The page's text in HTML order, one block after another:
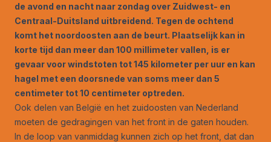
de avond en nacht naar zondag over Zuidwest- en
Centraal-Duitsland uitbreidend. Tegen de ochtend
komt het noordoosten aan de beurt. Plaatselijk kan in
korte tijd dan meer dan 100 millimeter vallen, is er
gevaar voor windstoten tot 145 kilometer per uur en kan
hagel met een doorsnede van soms meer dan 5
centimeter tot 10 centimeter optreden.
Ook delen van België en het zuidoosten van Nederland
moeten de gedragingen van het front in de gaten houden.
In de loop van vanmiddag kunnen zich op het front, dat dan